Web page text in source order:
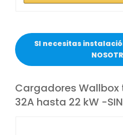
SI necesitas
Cargadores
32A hasta 22 kW -SIN